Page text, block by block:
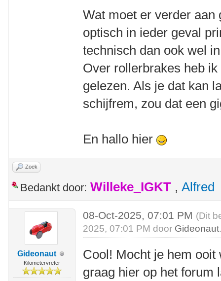
Wat moet er verder aan
optisch in ieder geval
technisch dan ook wel
Over rollerbrakes heb
gelezen. Als je dat kan
schijfrem, zou dat een
En hallo hier
Zoek
Bedankt door: Willeke_IGKT , Alfred
Gideonaut
Kilometervreter
08-Oct-2025, 07:01 PM (Dit
2025, 07:01 PM door Gideonaut
Cool! Mocht je hem
graag hier op het forum